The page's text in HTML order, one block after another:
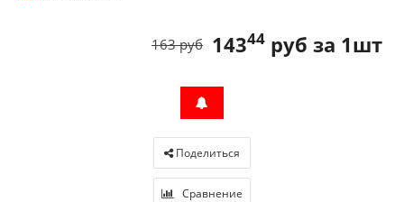
14344 руб за 1шт
163 руб
Поделиться
Сравнение